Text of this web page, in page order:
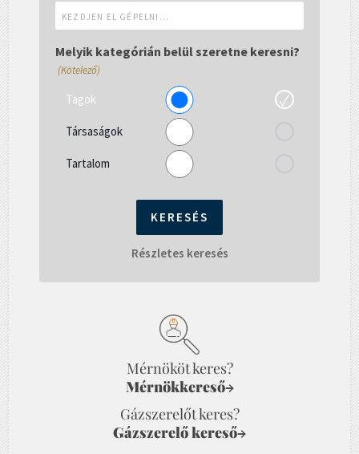
el
gépelni...
Melyik kategórián belül szeretne keresni?
(Kötelező)
Tagok
Társaságok
Tartalom
Részletes keresés
Mérnököt keres?
Mérnökkereső→
Gázszerelőt keres?
Gázszerelő kereső→